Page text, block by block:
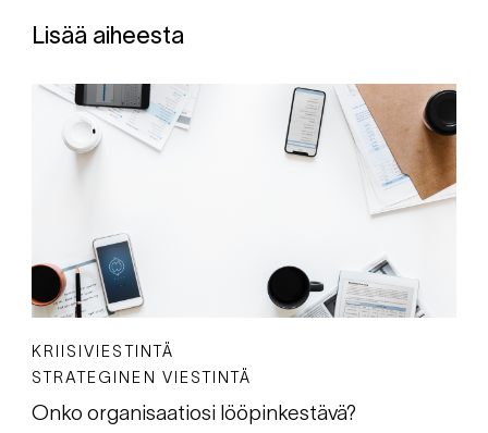
Lisää aiheesta
KRIISIVIESTINTÄ
STRATEGINEN VIESTINTÄ
Onko organisaatiosi lööpinkestävä?